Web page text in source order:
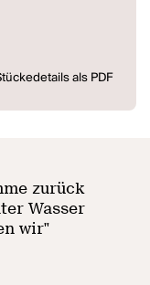
ein
zu unterwerfen?
als PDF
zurück
Wasser
wir"